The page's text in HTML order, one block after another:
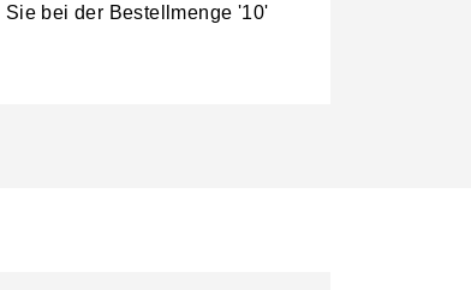
bei der Bestellmenge '10'